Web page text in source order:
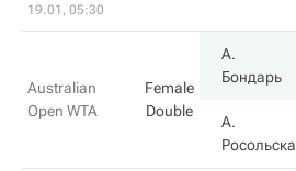
19.01, 05:30
Australian
Open WTA
Female
Double
А.
Бондарь
А.
Росольска